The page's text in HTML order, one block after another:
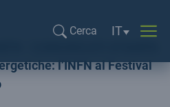
Cerca
Selezione
IT
l’INFN al Festival